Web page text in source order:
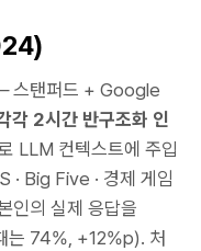
스탠퍼드 + Google
각 2시간 반구조화 인
LLM 컨텍스트에 주입
· Big Five · 경제 게임
인의 실제 응답을
는 74%, +12%p). 처